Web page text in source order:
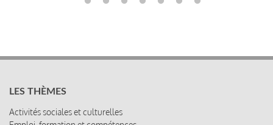
LES THÈMES
Activités sociales et culturelles